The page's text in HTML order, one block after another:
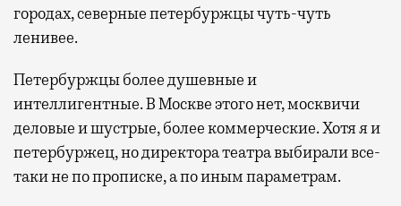
городах, северные петербуржцы чуть-чуть
ленивее.
Петербуржцы более душевные и
интеллигентные. В Москве этого нет, москвичи
деловые и шустрые, более коммерческие. Хотя я и
петербуржец, но директора театра выбирали все-
таки не по прописке, а по иным параметрам.